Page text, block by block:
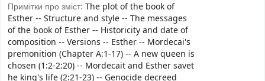
Примітки про зміст: The plot of the book of
Esther -- Structure and style -- The messages
of the book of Esther -- Historicity and date of
composition -- Versions -- Esther -- Mordecai's
premonition (Chapter A:1-17) -- A new queen is
chosen (1:2-2:20) -- Mordecait and Esther savet
he king's life (2:21-23) -- Genocide decreed